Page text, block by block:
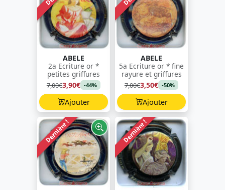
ABELE
2a Ecriture or *
petites griffures
7,00€3,90€ -44%
Ajouter
ABELE
5a Ecriture or * fine
rayure et griffures
7,00€3,50€ -50%
Ajouter
Dernière ! Dernière !